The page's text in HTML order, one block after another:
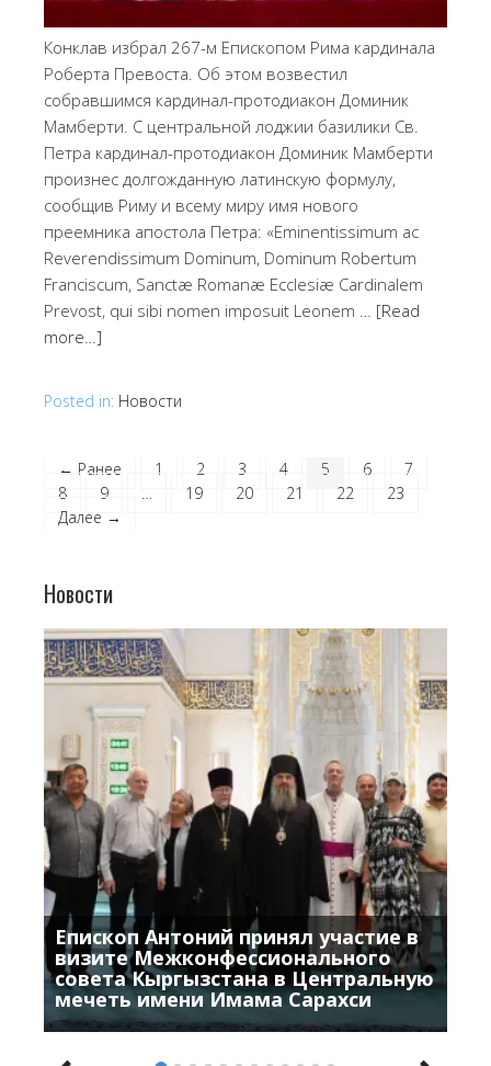
Конклав избрал 267-м Епископом Рима кардинала
Роберта Превоста. Об этом возвестил
собравшимся кардинал-протодиакон Доминик
Мамберти. C центральной лоджии базилики Св.
Петра кардинал-протодиакон Доминик Мамберти
произнес долгожданную латинскую формулу,
сообщив Риму и всему миру имя нового
преемника апостола Петра: «Eminentissimum ac
Reverendissimum Dominum, Dominum Robertum
Franciscum, Sanctæ Romanæ Ecclesiæ Cardinalem
Prevost, qui sibi nomen imposuit Leonem … [Read
more…]
Posted in: Новости
← Ранее 1 2 3 4 5 6
7
8
9 … 19 20 21 22
23
Далее →
Новости
Епископ Антоний принял участие в
визите Межконфессионального
совета Кыргызстана в Центральную
мечеть имени Имама Сарахси